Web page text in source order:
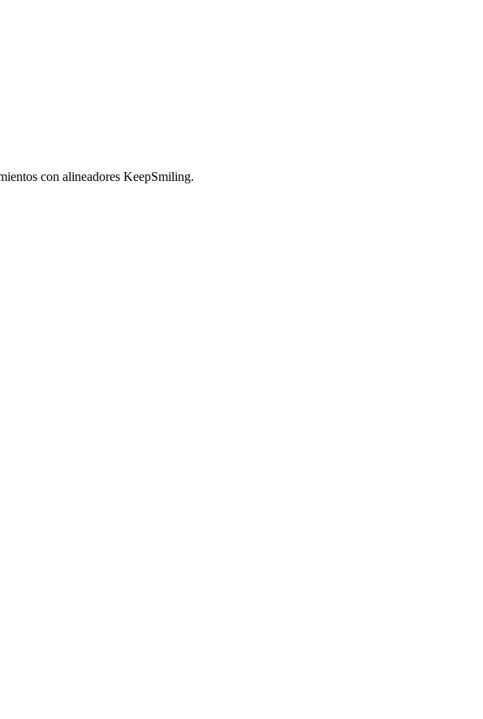
con alineadores KeepSmiling.